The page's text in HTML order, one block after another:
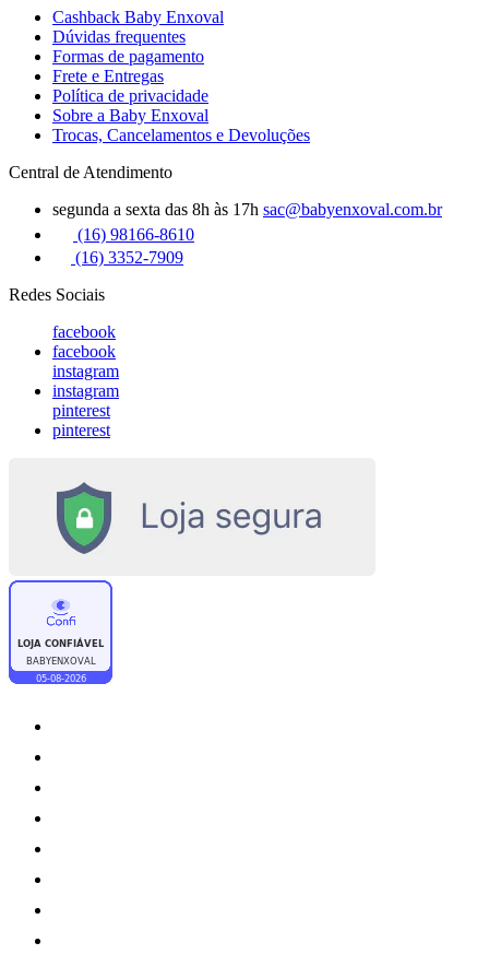
Cashback Baby Enxoval
Dúvidas frequentes
Formas de pagamento
Frete e Entregas
Política de privacidade
Sobre a Baby Enxoval
Trocas, Cancelamentos e Devoluções
Central de Atendimento
segunda a sexta das 8h às 17h sac@babyenxoval.com.br
(16) 98166-8610
(16) 3352-7909
Redes Sociais
facebook
facebook
instagram
instagram
pinterest
pinterest